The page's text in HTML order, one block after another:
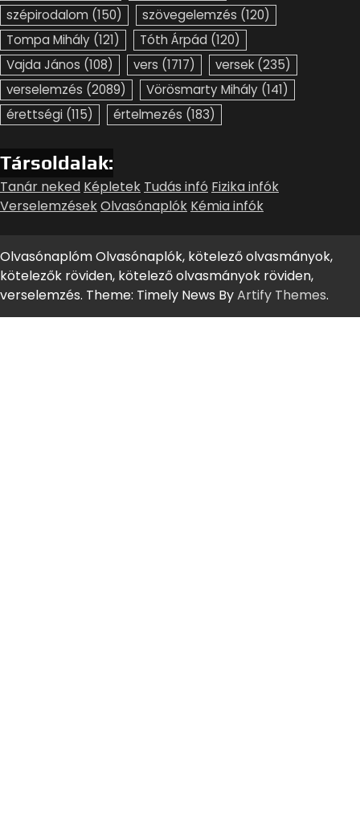
szépirodalom (150) szövegelemzés (120)
Tompa Mihály (121) Tóth Árpád (120)
Vajda János (108) vers (1717) versek (235)
verselemzés (2089) Vörösmarty Mihály (141)
érettségi (115) értelmezés (183)
Társoldalak:
Tanár neked Képletek Tudás infó Fizika infók
VerselemzésekOlvasónaplók Kémia infók
Olvasónaplóm Olvasónaplók, kötelező olvasmányok,
kötelezők röviden, kötelező olvasmányok röviden,
verselemzés. Theme: Timely News ByArtify Themes.